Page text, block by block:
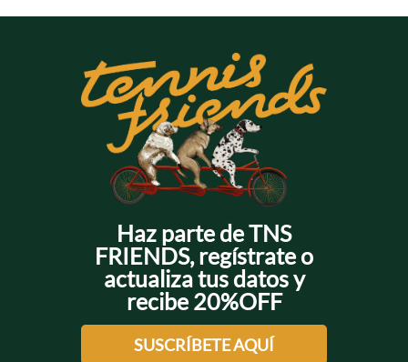
Haz parte de TNS
FRIENDS, regístrate o
actualiza tus datos y
recibe 20%OFF
SUSCRÍBETE AQUÍ